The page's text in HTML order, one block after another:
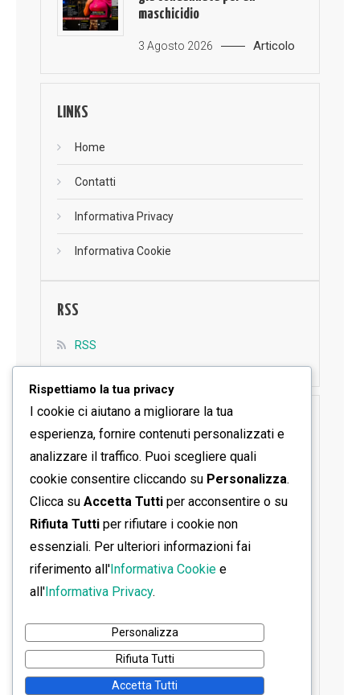
maschicidio
3 Agosto 2026 Articolo
LINKS
Home
Contatti
Informativa Privacy
Informativa Cookie
RSS
RSS
SEGUICI SU FACEBOOK
Rispettiamo la tua privacy
I cookie ci aiutano a migliorare la tua
esperienza, fornire contenuti personalizzati e
analizzare il traffico. Puoi scegliere quali
cookie consentire cliccando su Personalizza.
Clicca su Accetta Tutti per acconsentire o su
Rifiuta Tutti per rifiutare i cookie non
essenziali. Per ulteriori informazioni fai
riferimento all'Informativa Cookie e
all'Informativa Privacy.
Personalizza
Rifiuta Tutti
Accetta Tutti